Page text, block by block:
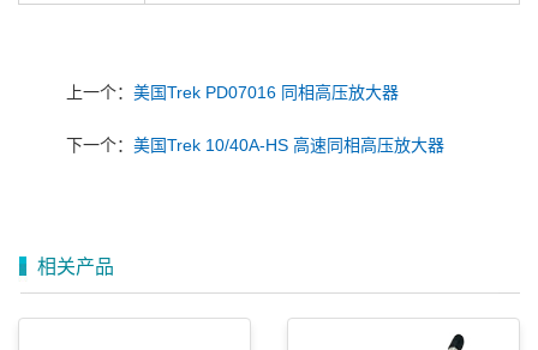
上一个： 美国Trek PD07016 同相高压放大器
下一个： 美国Trek 10/40A-HS 高速同相高压放大器
相关产品